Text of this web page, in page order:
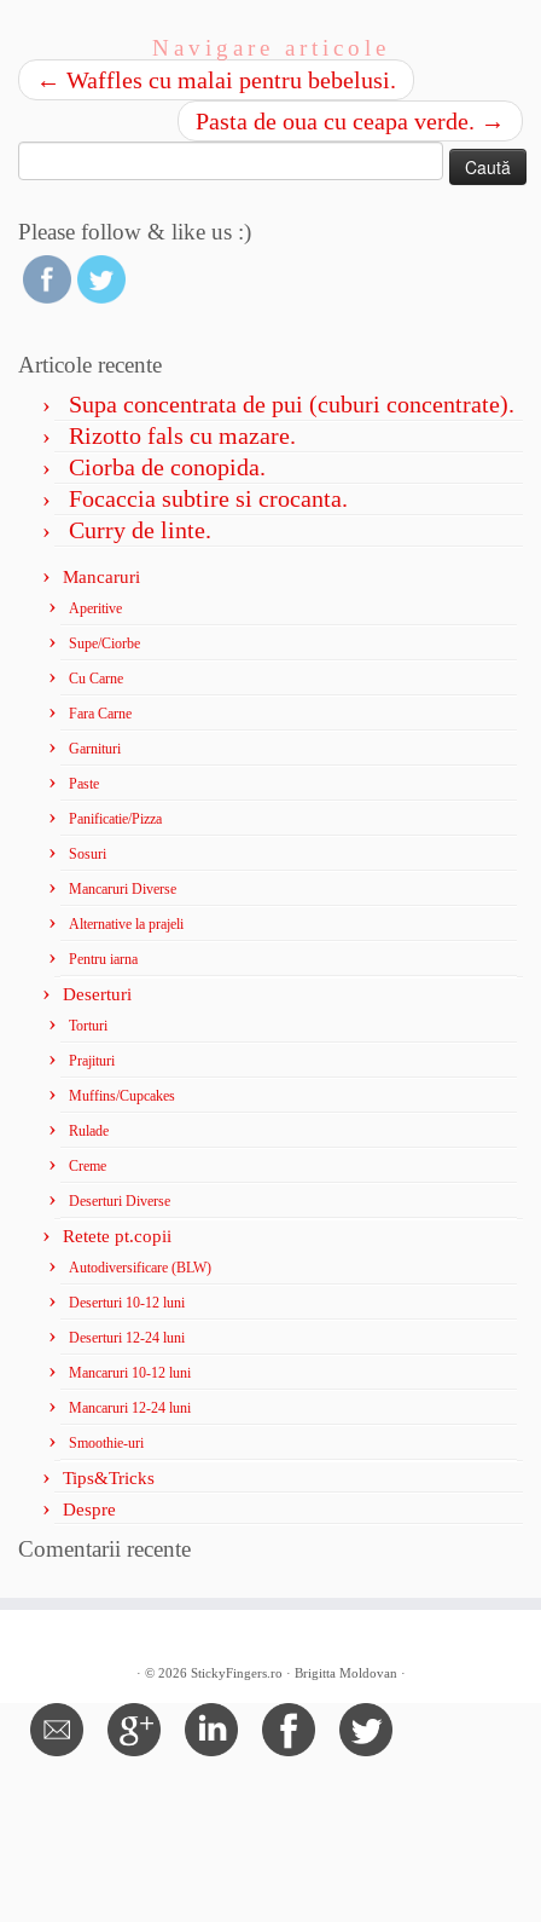
Navigare articole
← Waffles cu malai pentru bebelusi.
Pasta de oua cu ceapa verde. →
după:
Please follow & like us :)
Articole recente
Supa concentrata de pui (cuburi concentrate).
Rizotto fals cu mazare.
Ciorba de conopida.
Focaccia subtire si crocanta.
Curry de linte.
Mancaruri
Aperitive
Supe/Ciorbe
Cu Carne
Fara Carne
Garnituri
Paste
Panificatie/Pizza
Sosuri
Mancaruri Diverse
Alternative la prajeli
Pentru iarna
Deserturi
Torturi
Prajituri
Muffins/Cupcakes
Rulade
Creme
Deserturi Diverse
Retete pt.copii
Autodiversificare (BLW)
Deserturi 10-12 luni
Deserturi 12-24 luni
Mancaruri 10-12 luni
Mancaruri 12-24 luni
Smoothie-uri
Tips&Tricks
Despre
Comentarii recente
· © 2026 StickyFingers.ro · Brigitta Moldovan ·